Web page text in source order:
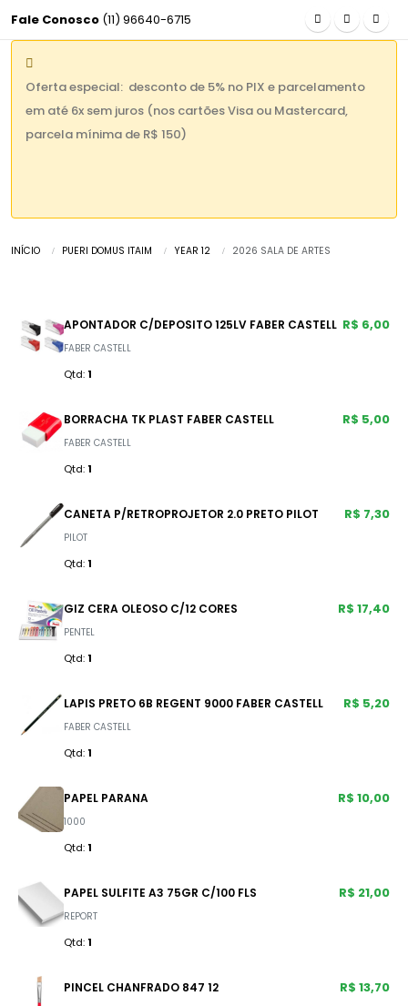
Fale Conosco (11) 96640-6715
Oferta especial: desconto de 5% no PIX e parcelamento
em até 6x sem juros (nos cartões Visa ou Mastercard,
parcela mínima de R$ 150)
INÍCIO PUERI DOMUS ITAIM YEAR 12 2026 SALA DE ARTES
APONTADOR C/DEPOSITO 125LV FABER CASTELL
FABER CASTELL
Qtd:1
R$ 6,00
BORRACHA TK PLAST FABER CASTELL
FABER CASTELL
Qtd:1
R$ 5,00
CANETA P/RETROPROJETOR 2.0 PRETO PILOT
PILOT
Qtd:1
R$ 7,30
GIZ CERA OLEOSO C/12 CORES
PENTEL
Qtd:1
R$ 17,40
LAPIS PRETO 6B REGENT 9000 FABER CASTELL
FABER CASTELL
Qtd:1
R$ 5,20
PAPEL PARANA
1000
Qtd:1
R$ 10,00
PAPEL SULFITE A3 75GR C/100 FLS
REPORT
Qtd:1
R$ 21,00
PINCEL CHANFRADO 847 12 R$ 13,70